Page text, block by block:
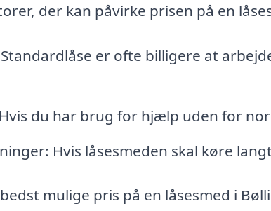
der kan påvirke prisen på en
er ofte billigere at
du har brug for hjælp uden for
Hvis låsesmeden skal køre
mulige pris på en låsesmed i